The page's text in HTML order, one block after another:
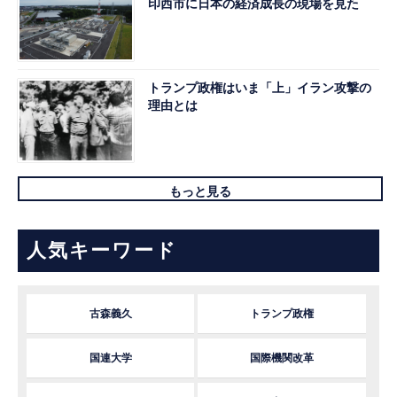
印西市に日本の経済成長の現場を見た
トランプ政権はいま「上」イラン攻撃の
理由とは
もっと見る
人気キーワード
古森義久 トランプ政権
国連大学 国際機関改革